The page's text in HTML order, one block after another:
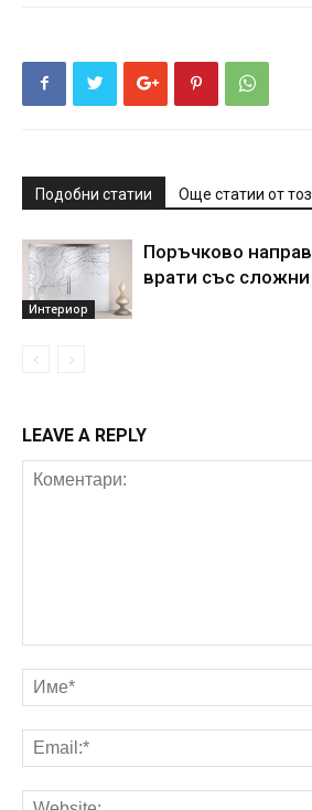
Подобни статии Още статии от
Интериор
Поръчково
врати със
LEAVE A REPLY